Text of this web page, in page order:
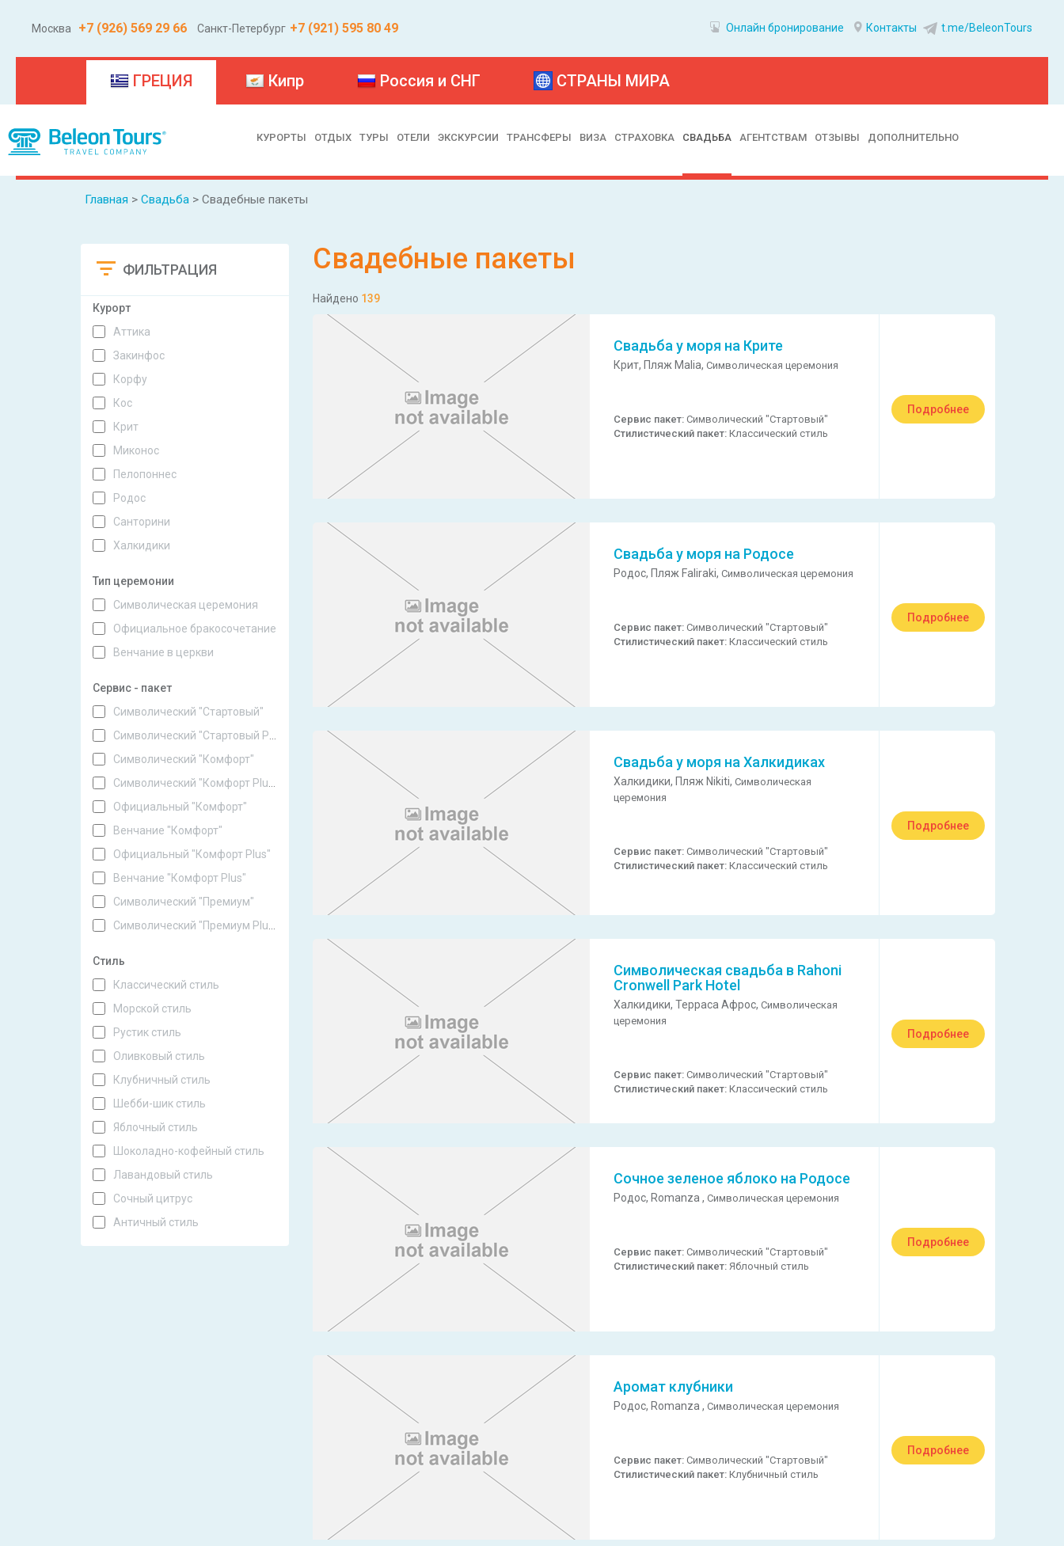
Москва +7 (926) 569 29 66 Санкт-Петербург +7 (921) 595 80 49 Онлайн бронирование Контакты t.me/BeleonTours
ГРЕЦИЯ(current) Кипр Россия и СНГ СТРАНЫ МИРА
КУРОРТЫ ОТДЫХ ТУРЫ ОТЕЛИ ЭКСКУРСИИ ТРАНСФЕРЫ ВИЗА СТРАХОВКА СВАДЬБА АГЕНТСТВАМ ОТЗЫВЫ ДОПОЛНИТЕЛЬНО
Главная > Свадьба > Свадебные пакеты
ФИЛЬТРАЦИЯ
Курорт
Аттика
Закинфос
Корфу
Кос
Крит
Миконос
Пелопоннес
Родос
Санторини
Халкидики
Тип церемонии
Символическая церемония
Официальное бракосочетание
Венчание в церкви
Сервис - пакет
Символический "Стартовый"
Символический "Стартовый Plus"
Символический "Комфорт"
Символический "Комфорт Plus"
Официальный "Комфорт"
Венчание "Комфорт"
Официальный "Комфорт Plus"
Венчание "Комфорт Plus"
Символический "Премиум"
Символический "Премиум Plus"
Стиль
Классический стиль
Морской стиль
Рустик стиль
Оливковый стиль
Клубничный стиль
Шебби-шик стиль
Яблочный стиль
Шоколадно-кофейный стиль
Лавандовый стиль
Сочный цитрус
Античный стиль
Свадебные пакеты
Найдено 139
Свадьба у моря на Крите
Крит, Пляж Malia,Символическая церемония
Сервис пакет:Символический "Стартовый"
Стилистический пакет:Классический стиль
Подробнее
Свадьба у моря на Родосе
Родос, Пляж Faliraki,Символическая церемония
Сервис пакет:Символический "Стартовый"
Стилистический пакет:Классический стиль
Подробнее
Свадьба у моря на Халкидиках
Халкидики, Пляж Nikiti,Символическая
церемония
Сервис пакет:Символический "Стартовый"
Стилистический пакет:Классический стиль
Подробнее
Символическая свадьба в Rahoni
Cronwell Park Hotel
Халкидики,Терраса Афрос,Символическая
церемония
Сервис пакет:Символический "Стартовый"
Стилистический пакет:Классический стиль
Подробнее
Сочное зеленое яблоко на Родосе
Родос, Romanza ,Символическая церемония
Сервис пакет:Символический "Стартовый"
Стилистический пакет:Яблочный стиль
Подробнее
Аромат клубники
Родос, Romanza ,Символическая церемония
Сервис пакет:Символический "Стартовый"
Стилистический пакет:Клубничный стиль
Подробнее